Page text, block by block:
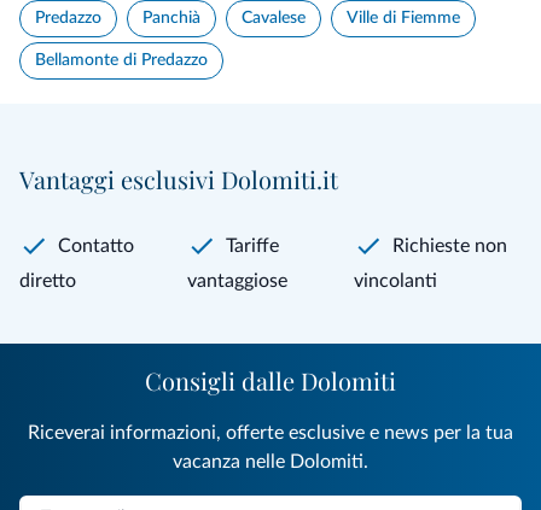
Predazzo Panchià Cavalese Ville di Fiemme
Bellamonte di Predazzo
Vantaggi esclusivi Dolomiti.it
Contatto
diretto
Tariffe
vantaggiose
Richieste non
vincolanti
Consigli dalle Dolomiti
Riceverai informazioni, offerte esclusive e news per la tua
vacanza nelle Dolomiti.